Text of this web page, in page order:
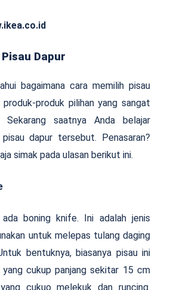
Dapur
bagaimana cara memilih pisau
produk pilihan yang sangat
Sekarang saatnya Anda belajar
dapur tersebut. Penasaran?
simak pada ulasan berikut ini.
boning knife. Ini adalah jenis
untuk melepas tulang daging
bentuknya, biasanya pisau ini
yang cukup panjang sekitar 15 cm
cukuo melekuk dan runcing.